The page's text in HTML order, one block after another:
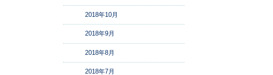
2018年10月
2018年9月
2018年8月
2018年7月